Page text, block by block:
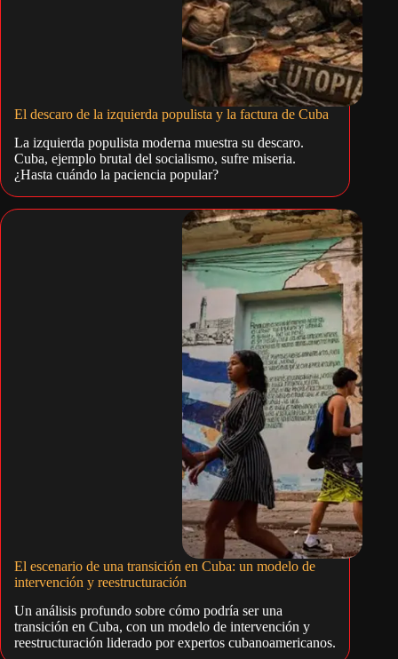
El descaro de la izquierda populista y la factura de Cuba
La izquierda populista moderna muestra su descaro.
Cuba, ejemplo brutal del socialismo, sufre miseria.
¿Hasta cuándo la paciencia popular?
El escenario de una transición en Cuba: un modelo de
intervención y reestructuración
Un análisis profundo sobre cómo podría ser una
transición en Cuba, con un modelo de intervención y
reestructuración liderado por expertos cubanoamericanos.